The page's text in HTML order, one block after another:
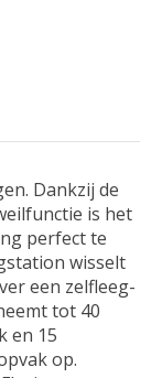
Dankzij de
is het
perfect te
wisselt
een zelfleeg-
tot 40
en 15
op.